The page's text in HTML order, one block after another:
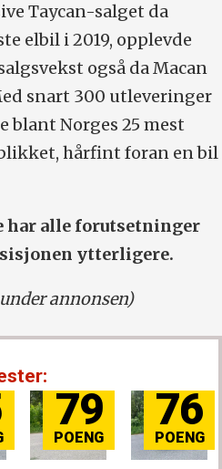
Taycan-salget da
elbil i 2019, opplevde
også da Macan
snart 300 utleveringer
blant Norges 25 mest
hårfint foran en bil
har alle forutsetninger
ytterligere.
annonsen)
79 76